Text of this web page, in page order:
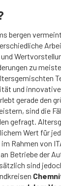
bergen
zu
und
gerade den
sind die
gefragt.
Wert für
Rahmen von
Betriebe der
sind